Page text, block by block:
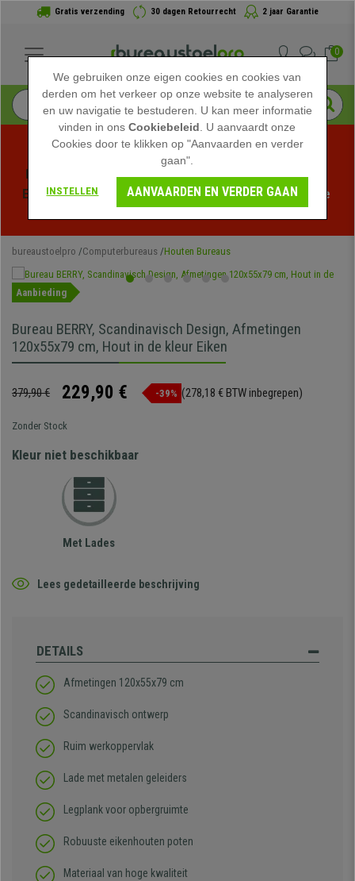
Gratis verzending 30 dagen Retourrecht 2 jaar Garantie
0
Profiteer van de Zomeruitverkoop bij bureaustoelpro!
Exclusieve kortingen voor een beperkte tijd - Bekijk de
bureaustoelpro Computerbureaus Houten Bureaus
Aanbieding
Bureau BERRY, Scandinavisch Design, Afmetingen
120x55x79 cm, Hout in de kleur Eiken
379,90 € 229,90 € -39% (278,18 € BTW inbegrepen)
Zonder Stock
Kleur niet beschikbaar
Met Lades
Lees gedetailleerde beschrijving
DETAILS
Afmetingen 120x55x79 cm
Scandinavisch ontwerp
Ruim werkoppervlak
Lade met metalen geleiders
Legplank voor opbergruimte
Robuuste eikenhouten poten
Materiaal van hoge kwaliteit
We gebruiken onze eigen cookies en cookies van
derden om het verkeer op onze website te analyseren
en uw navigatie te bestuderen. U kan meer informatie
vinden in onsCookiebeleid . U aanvaardt onze
Cookies door te klikken op "Aanvaarden en verder
gaan".
INSTELLEN AANVAARDEN EN VERDER GAAN